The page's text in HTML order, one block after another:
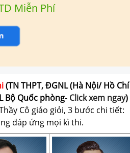
Miễn Phí
(TN THPT, ĐGNL (Hà Nội/ Hồ Chí
Bộ Quốc phòng- Click xem ngay)
Cô giáo giỏi, 3 bước chi tiết:
đáp ứng mọi kì thi.